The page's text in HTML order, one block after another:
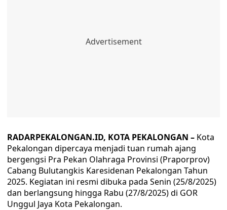
RADARPEKALONGAN.ID, KOTA PEKALONGAN – Kota
Pekalongan dipercaya menjadi tuan rumah ajang
bergengsi Pra Pekan Olahraga Provinsi (Praporprov)
Cabang Bulutangkis Karesidenan Pekalongan Tahun
2025. Kegiatan ini resmi dibuka pada Senin (25/8/2025)
dan berlangsung hingga Rabu (27/8/2025) di GOR
Unggul Jaya Kota Pekalongan.